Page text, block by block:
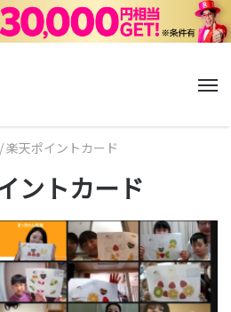
/楽天ポイントカード
ントカード